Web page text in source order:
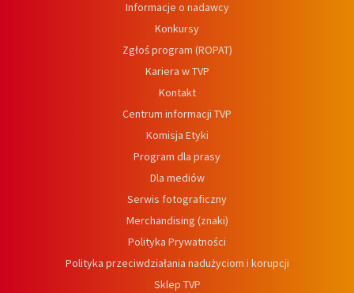
Informacje o nadawcy
Konkursy
Zgłoś program (ROPAT)
Kariera w TVP
Kontakt
Centrum informacji TVP
Komisja Etyki
Program dla prasy
Dla mediów
Serwis fotograficzny
Merchandising (znaki)
Polityka Prywatności
Polityka przeciwdziałania nadużyciom i korupcji
Sklep TVP